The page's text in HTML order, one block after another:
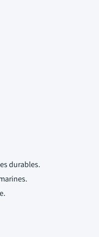
durables.